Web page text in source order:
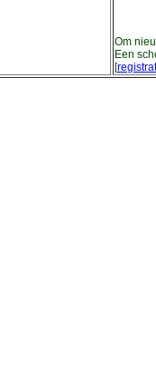
Om
Een
[